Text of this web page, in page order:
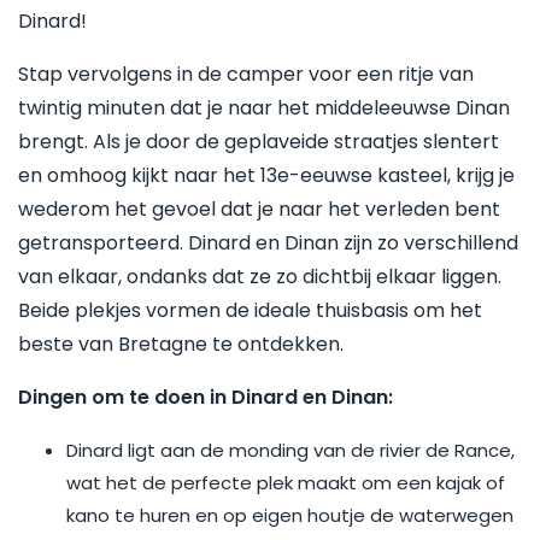
Dinard!
Stap vervolgens in de camper voor een ritje van
twintig minuten dat je naar het middeleeuwse Dinan
brengt. Als je door de geplaveide straatjes slentert
en omhoog kijkt naar het 13e-eeuwse kasteel, krijg je
wederom het gevoel dat je naar het verleden bent
getransporteerd. Dinard en Dinan zijn zo verschillend
van elkaar, ondanks dat ze zo dichtbij elkaar liggen.
Beide plekjes vormen de ideale thuisbasis om het
beste van Bretagne te ontdekken.
Dingen om te doen in Dinard en Dinan:
Dinard ligt aan de monding van de rivier de Rance,
wat het de perfecte plek maakt om een kajak of
kano te huren en op eigen houtje de waterwegen